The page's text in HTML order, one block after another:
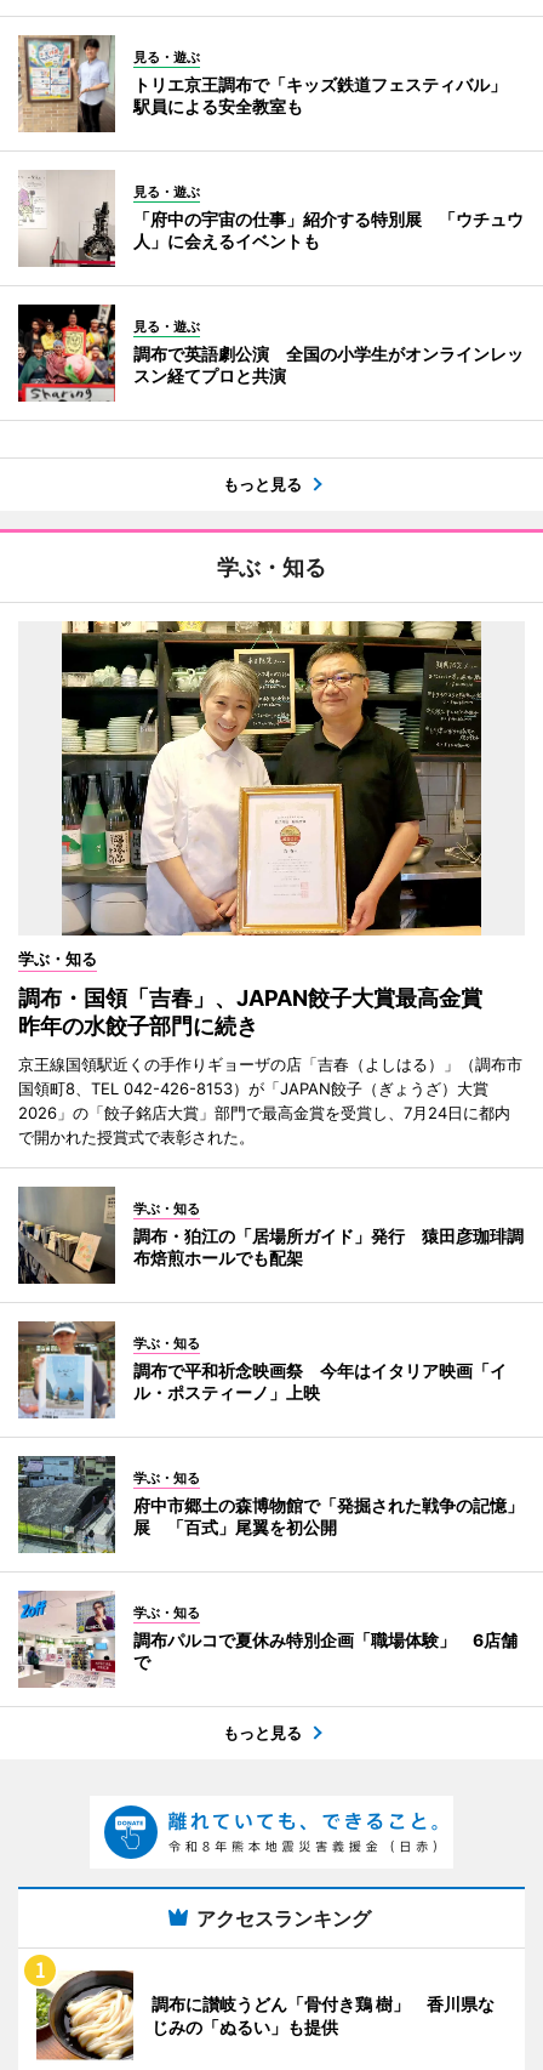
見る・遊ぶ
トリエ京王調布で「キッズ鉄道フェスティバル」
駅員による安全教室も
見る・遊ぶ
「府中の宇宙の仕事」紹介する特別展 「ウチュウ
人」に会えるイベントも
見る・遊ぶ
調布で英語劇公演 全国の小学生がオンラインレッ
スン経てプロと共演
もっと見る
学ぶ・知る
学ぶ・知る
調布・国領「吉春」、JAPAN餃子大賞最高金賞
昨年の水餃子部門に続き
京王線国領駅近くの手作りギョーザの店「吉春（よしはる）」（調布市
国領町8、TEL 042-426-8153）が「JAPAN餃子（ぎょうざ）大賞
2026」の「餃子銘店大賞」部門で最高金賞を受賞し、7月24日に都内
で開かれた授賞式で表彰された。
学ぶ・知る
調布・狛江の「居場所ガイド」発行 猿田彦珈琲調
布焙煎ホールでも配架
学ぶ・知る
調布で平和祈念映画祭 今年はイタリア映画「イ
ル・ポスティーノ」上映
学ぶ・知る
府中市郷土の森博物館で「発掘された戦争の記憶」
展 「百式」尾翼を初公開
学ぶ・知る
調布パルコで夏休み特別企画「職場体験」 6店舗
で
もっと見る
アクセスランキング
調布に讃岐うどん「骨付き鶏 樹」 香川県な
じみの「ぬるい」も提供